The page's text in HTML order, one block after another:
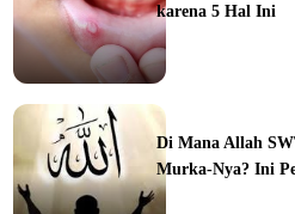
karena 5 Hal Ini
Di Mana Allah
Murka-Nya? Ini